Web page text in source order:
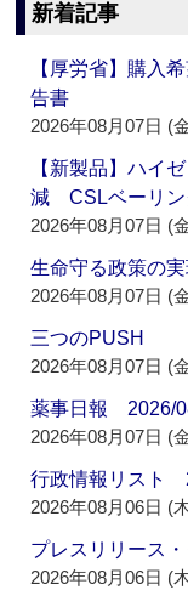
新着記事
【厚労省】購入
告書
2026年08月07日 (
【新製品】ハイ
減 CSLベーリン
2026年08月07日 (
生命守る政策の
2026年08月07日 (
三つのPUSH
2026年08月07日 (
薬事日報 2026/
2026年08月07日 (
行政情報リスト
2026年08月06日 (
プレスリリース
2026年08月06日 (